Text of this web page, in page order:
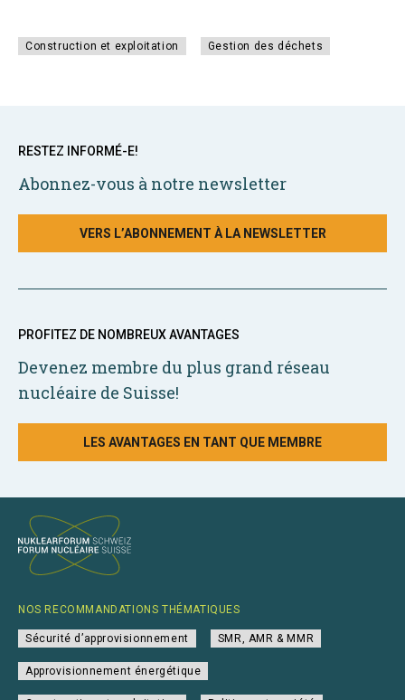
Construction et exploitation Gestion des déchets
RESTEZ INFORMÉ-E!
Abonnez-vous à notre newsletter
VERS L’ABONNEMENT À LA NEWSLETTER
PROFITEZ DE NOMBREUX AVANTAGES
Devenez membre du plus grand réseau
nucléaire de Suisse!
LES AVANTAGES EN TANT QUE MEMBRE
NOS RECOMMANDATIONS THÉMATIQUES
Sécurité d’approvisionnement SMR, AMR & MMR
Approvisionnement énergétique